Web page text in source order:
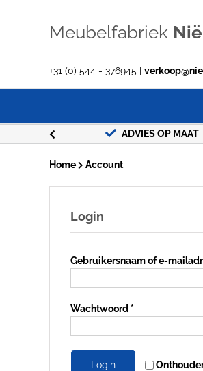
Meubelfabriek
+31 (0) 544 - 376945 |
ADVIES OP MAAT
Home Account
Login
Gebruikersnaam of e-
Wachtwoord *
Login